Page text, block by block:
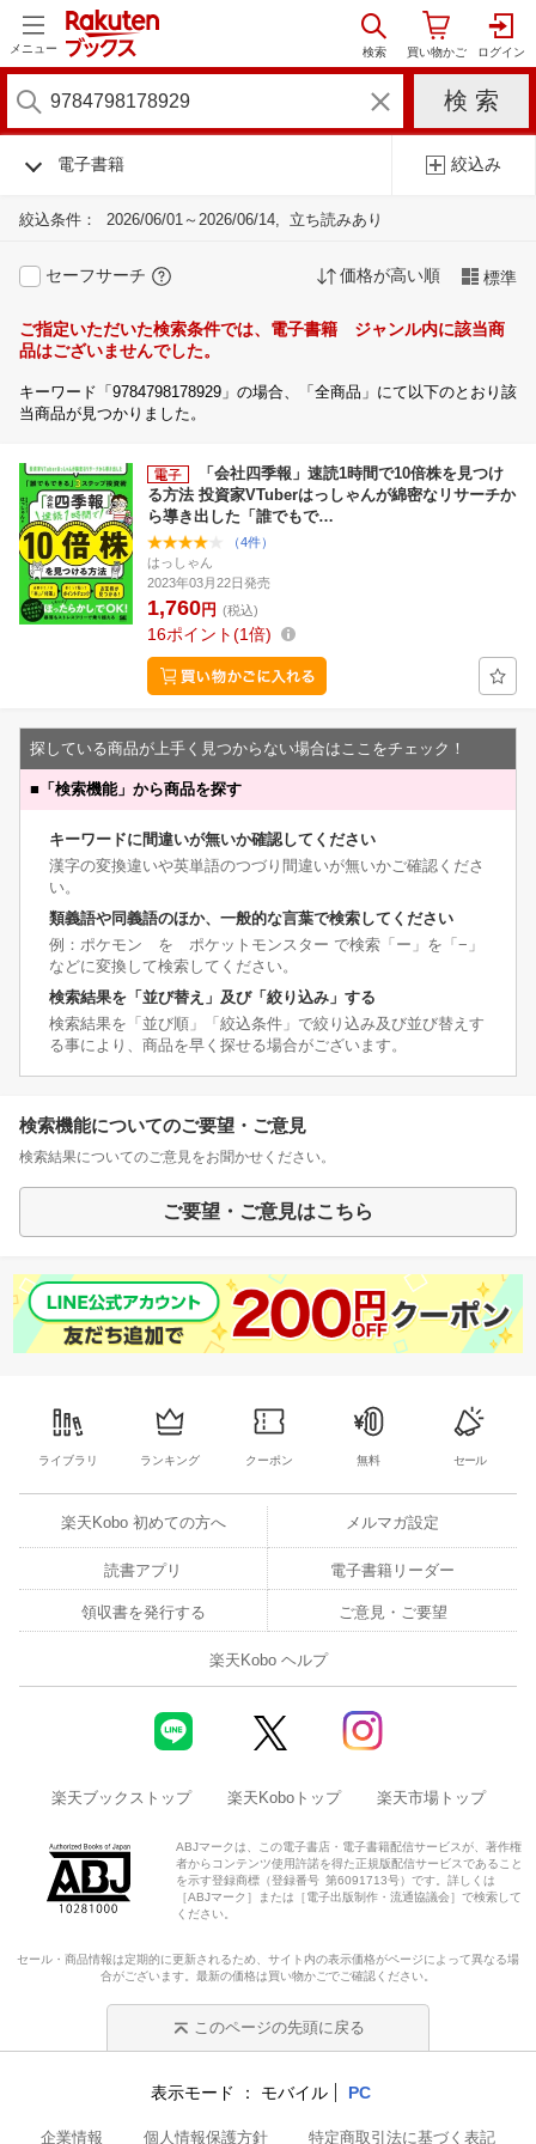
メニュー
電子書籍 絞込み
絞込条件： 2026/06/01～2026/06/14 立ち読みあり
セーフサーチ 価格が高い順 標準
ご指定いただいた検索条件では、電子書籍 ジャンル内に該当商
品はございませんでした。
キーワード「9784798178929」の場合、「全商品」にて以下のとおり該
当商品が見つかりました。
「会社四季報」速読1時間で10倍株を見つけ
る方法 投資家VTuberはっしゃんが綿密なリサーチか
ら導き出した「誰でもで…
（4件）
はっしゃん
2023年03月22日発売
1,760円 (税込)
16ポイント 1倍
探している商品が上手く見つからない場合はここをチェック！
■ 「検索機能」から商品を探す
キーワードに間違いが無いか確認してください
漢字の変換違いや英単語のつづり間違いが無いかご確認くださ
い。
類義語や同義語のほか、一般的な言葉で検索してください
例：ポケモン を ポケットモンスター で検索「ー」を「−」
などに変換して検索してください。
検索結果を「並び替え」及び「絞り込み」する
検索結果を「並び順」「絞込条件」で絞り込み及び並び替えす
る事により、商品を早く探せる場合がございます。
検索機能についてのご要望・ご意見
検索結果についてのご意見をお聞かせください。
ご要望・ご意見はこちら
ライブラリ ランキング クーポン 無料 セール
楽天Kobo 初めての方へ メルマガ設定
読書アプリ 電子書籍リーダー
領収書を発行する ご意見・ご要望
楽天Kobo ヘルプ
楽天ブックストップ 楽天Koboトップ 楽天市場トップ
ABJマークは、この電子書店・電子書籍配信サービスが、著作権
者からコンテンツ使用許諾を得た正規版配信サービスであること
を示す登録商標（登録番号 第6091713号）です。詳しくは
［ABJマーク］または［電子出版制作・流通協議会］で検索して
ください。
セール・商品情報は定期的に更新されるため、サイト内の表示価格がページによって異なる場
合がございます。最新の価格は買い物かごでご確認ください。
このページの先頭に戻る
表示モード モバイル PC
企業情報 個人情報保護方針 特定商取引法に基づく表記